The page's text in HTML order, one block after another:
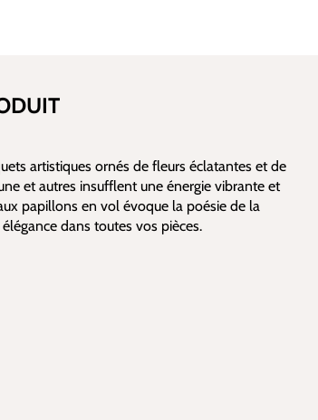
artistiques ornés de fleurs éclatantes et de
et autres insufflent une énergie vibrante et
papillons en vol évoque la poésie de la
dans toutes vos pièces.